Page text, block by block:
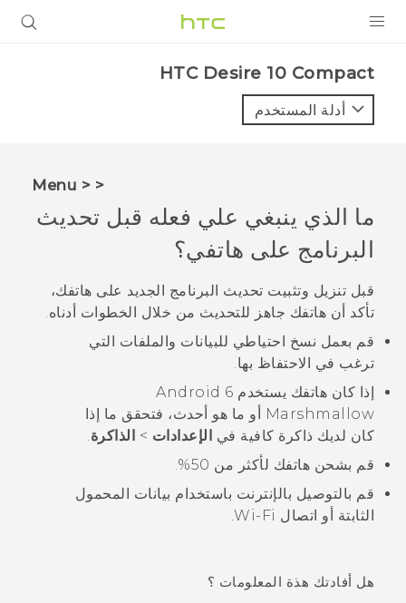
VIVE
VIVERSE
البرامج + التطبيقات
الدعم
HTC Desire 10 Compact‎
أدلة المستخدم
< < Menu
ما الذي ينبغي علي فعله قبل تحديث
البرنامج على هاتفي؟
قبل تنزيل وتثبيت تحديث البرنامج الجديد على هاتفك،
تأكد أن هاتفك جاهز للتحديث من خلال الخطوات أدناه.
قم بعمل نسخ احتياطي للبيانات والملفات التي
ترغب في الاحتفاظ بها.
إذا كان هاتفك يستخدم
Android 6
Marshmallow أو ما هو أحدث، فتحقق ما إذا
كان لديك ذاكرة كافية في
الإعدادات > الذاكرة.
قم بشحن هاتفك لأكثر من 50%.
قم بالتوصيل بالإنترنت باستخدام بيانات المحمول
الثابتة أو اتصال Wi‍-Fi
.
هل أفادتك هذة المعلومات ؟